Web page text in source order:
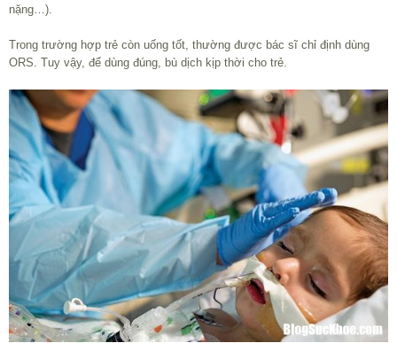
nặng…).
Trong trường hợp trẻ còn uống tốt, thường được bác sĩ chỉ định dùng
ORS. Tuy vậy, để dùng đúng, bù dịch kịp thời cho trẻ.